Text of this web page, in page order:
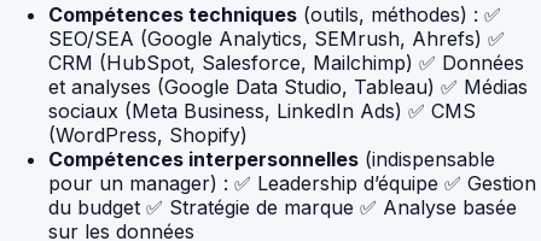
Compétences techniques (outils, méthodes) : ✅
SEO/SEA (Google Analytics, SEMrush, Ahrefs) ✅
CRM (HubSpot, Salesforce, Mailchimp) ✅ Données
et analyses (Google Data Studio, Tableau) ✅ Médias
sociaux (Meta Business, LinkedIn Ads) ✅ CMS
(WordPress, Shopify)
Compétences interpersonnelles (indispensable
pour un manager) : ✅ Leadership d’équipe ✅ Gestion
du budget ✅ Stratégie de marque ✅ Analyse basée
sur les données